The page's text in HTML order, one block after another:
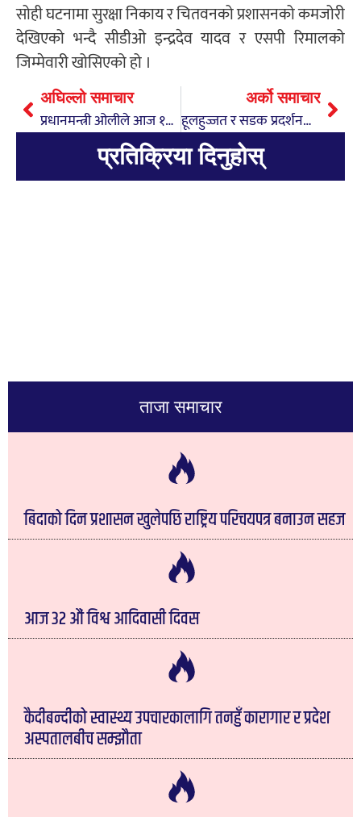
सोही घटनामा सुरक्षा निकाय र चितवनको प्रशासनको कमजोरी
देखिएको भन्दै सीडीओ इन्द्रदेव यादव र एसपी रिमालको
जिम्मेवारी खोसिएको हो ।
अघिल्लो समाचार
प्रधानमन्त्री ओलीले आज १०० दिने उपलब्धि सार्वजनिक गर्दै
अर्को समाचार
हूलहुज्जत र सडक प्रदर्शनले न्यायिक प्रक्रिया प्रभावित हुन्छः नेपाली कांग्रेस
प्रतिक्रिया दिनुहोस्
ताजा समाचार
बिदाको दिन प्रशासन खुलेपछि राष्ट्रिय परिचयपत्र बनाउन सहज
आज ३२ औं विश्व आदिवासी दिवस
कैदीबन्दीको स्वास्थ्य उपचारकालागि तनहुँ कारागार र प्रदेश
अस्पतालबीच सम्झौता